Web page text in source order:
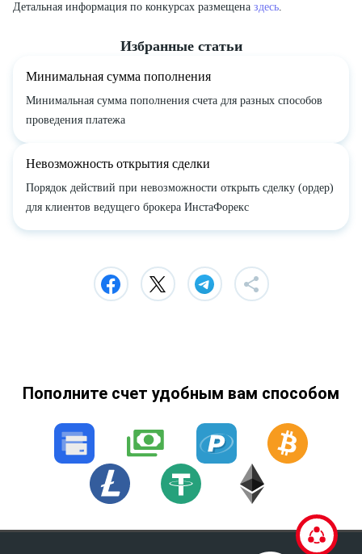
Детальная информация по конкурсах размещена здесь.
Избранные статьи
Минимальная сумма пополнения
Минимальная сумма пополнения счета для разных способов
проведения платежа
Невозможность открытия сделки
Порядок действий при невозможности открыть сделку (ордер)
для клиентов ведущего брокера ИнстаФорекс
Пополните счет удобным вам способом